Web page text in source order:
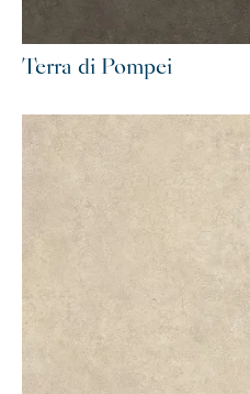
Terra di Pompei